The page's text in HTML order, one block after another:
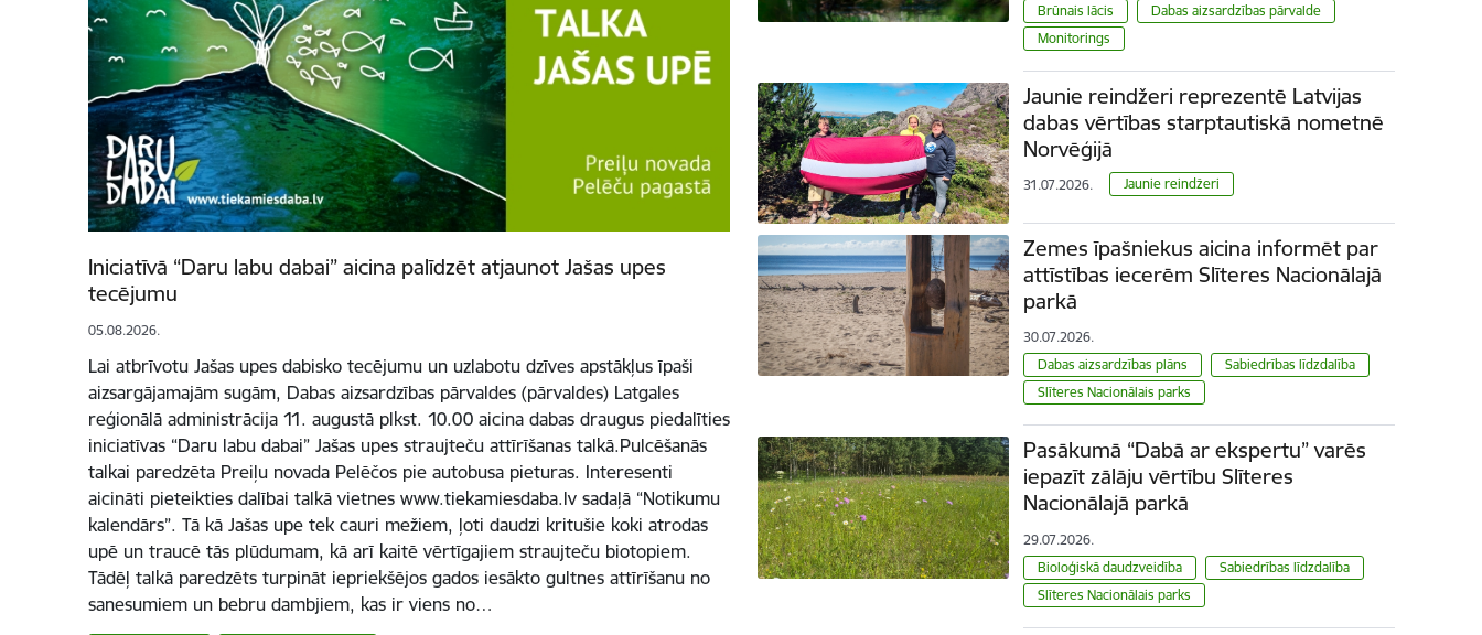
Iniciatīvā “Daru labu dabai” aicina palīdzēt atjaunot Jašas upes
tecējumu
05.08.2026.
Lai atbrīvotu Jašas upes dabisko tecējumu un uzlabotu dzīves apstākļus īpaši
aizsargājamajām sugām, Dabas aizsardzības pārvaldes (pārvaldes) Latgales
reģionālā administrācija 11. augustā plkst. 10.00 aicina dabas draugus piedalīties
iniciatīvas “Daru labu dabai” Jašas upes straujteču attīrīšanas talkā.Pulcēšanās
talkai paredzēta Preiļu novada Pelēčos pie autobusa pieturas. Interesenti
aicināti pieteikties dalībai talkā vietnes www.tiekamiesdaba.lv sadaļā “Notikumu
kalendārs”. Tā kā Jašas upe tek cauri mežiem, ļoti daudzi kritušie koki atrodas
upē un traucē tās plūdumam, kā arī kaitē vērtīgajiem straujteču biotopiem.
Tādēļ talkā paredzēts turpināt iepriekšējos gados iesākto gultnes attīrīšanu no
sanesumiem un bebru dambjiem, kas ir viens no…
Brūnais lācis
Dabas aizsardzības pārvalde
Monitorings
Jaunie reindžeri reprezentē Latvijas
dabas vērtības starptautiskā nometnē
Norvēģijā
31.07.2026. Jaunie reindžeri
Zemes īpašniekus aicina informēt par
attīstības iecerēm Slīteres Nacionālajā
parkā
30.07.2026.
Dabas aizsardzības plāns
Sabiedrības līdzdalība
Slīteres Nacionālais parks
Pasākumā “Dabā ar ekspertu” varēs
iepazīt zālāju vērtību Slīteres
Nacionālajā parkā
29.07.2026.
Bioloģiskā daudzveidība
Sabiedrības līdzdalība
Slīteres Nacionālais parks